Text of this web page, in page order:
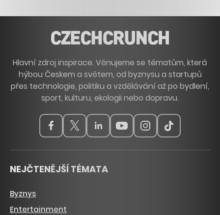
Hlavní zdroj inspirace. Věnujeme se tématům, která
hýbou Českem a světem, od byznysu a startupů
přes technologie, politiku a vzdělávání až po bydlení,
sport, kulturu, ekologii nebo dopravu.
NEJČTENĚJŠÍ TÉMATA
Byznys
Entertainment